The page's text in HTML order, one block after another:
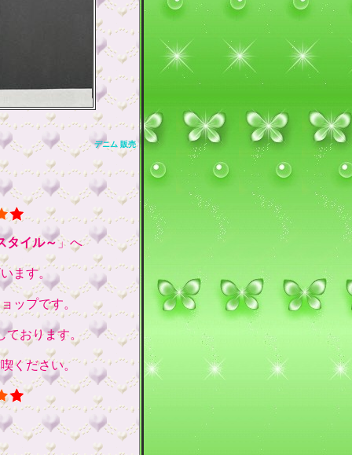
デニム 販売
タイル～」へ
ます。
ップです。
ております。
ください。